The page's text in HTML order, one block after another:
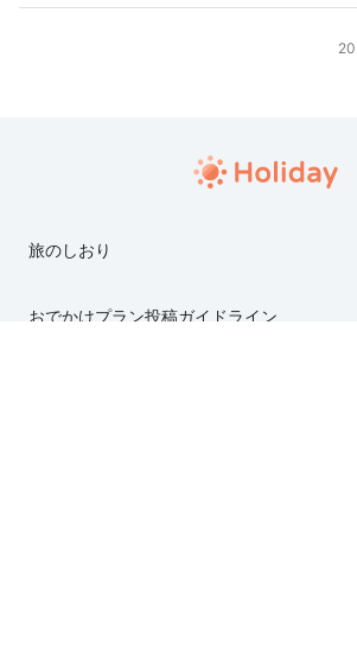
です。話題のスイーツやインスタ映えスポット
旅のしおり
おでかけプラン投稿ガイドライン